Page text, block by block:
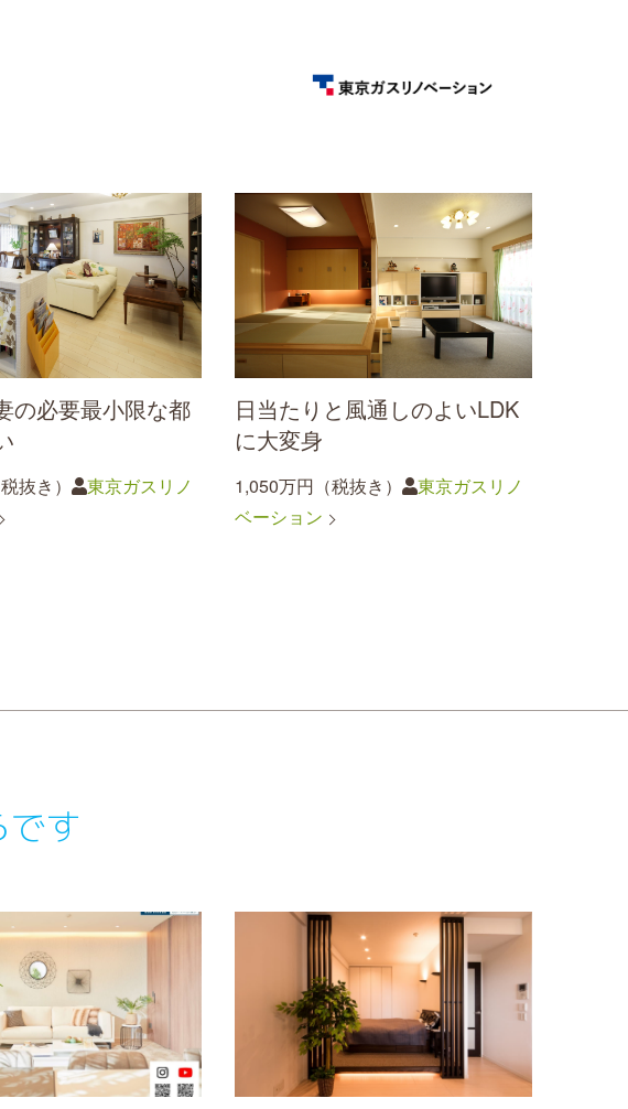
の必要最小限な都
抜き）
東京ガスリノ
日当たりと風通しのよいLDK
に大変身
1,050万円（税抜き）
東京ガスリノ
ベーション
す